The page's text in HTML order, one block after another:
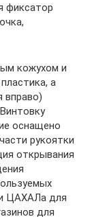
фиксатор
кожухом и
а
вправо)
оснащено
рукоятки
открывания
ЦАХАЛа для
для